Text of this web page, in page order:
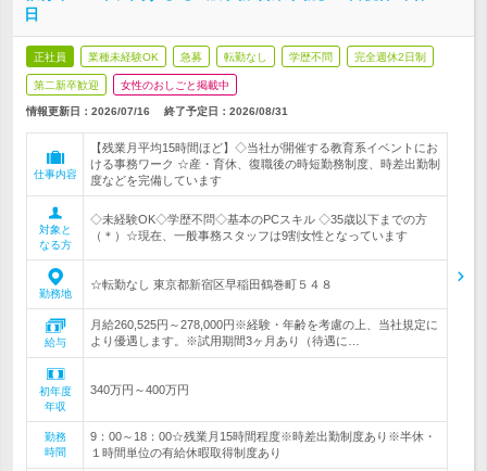
日
正社員 業種未経験OK 急募 転勤なし 学歴不問 完全週休2日制
第二新卒歓迎 女性のおしごと掲載中
情報更新日：2026/07/16 終了予定日： 2026/08/31
仕事内容
【残業月平均15時間ほど】◇当社が開催する教育系イベントにお
ける事務ワーク ☆産・育休、復職後の時短勤務制度、時差出勤制
度などを完備しています
対象と
なる方
◇未経験OK◇学歴不問◇基本のPCスキル ◇35歳以下までの方
（＊）☆現在、一般事務スタッフは9割女性となっています
勤務地
☆転勤なし 東京都新宿区早稲田鶴巻町５４８
給与
月給260,525円～278,000円※経験・年齢を考慮の上、当社規定に
より優遇します。※試用期間3ヶ月あり（待遇に…
初年度
年収
340万円～400万円
勤務
時間
9：00～18：00☆残業月15時間程度※時差出勤制度あり※半休・
１時間単位の有給休暇取得制度あり